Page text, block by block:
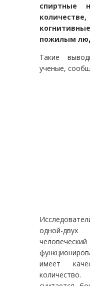
спиртные
пожилым
Такие
ученые,
одной-
имеет